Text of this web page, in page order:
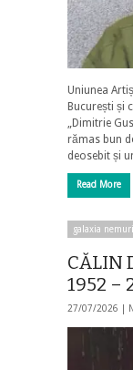
Uniunea
București și
„Dimitrie
rămas bun
deosebit și
Read More
galaxia
CĂLIN
1952 –
27/07/2026 |